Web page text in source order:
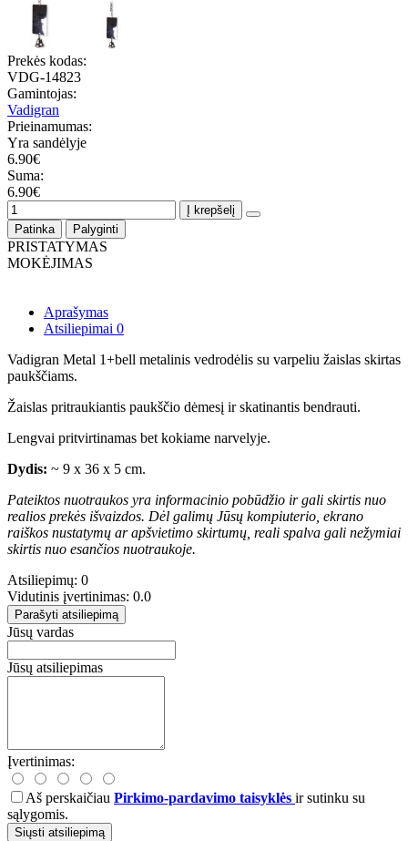
Prekės kodas:
VDG-14823
Gamintojas:
Vadigran
Prieinamumas:
Yra sandėlyje
6.90€
Suma:
6.90€
Į krepšelį
Patinka
Palyginti
PRISTATYMAS
MOKĖJIMAS
Aprašymas
Atsiliepimai 0
Vadigran Metal 1+bell metalinis vedrodėlis su varpeliu žaislas skirtas
paukščiams.
Žaislas pritraukiantis paukščio dėmesį ir skatinantis bendrauti.
Lengvai pritvirtinamas bet kokiame narvelyje.
Dydis: ~ 9 x 36 x 5 cm.
Pateiktos nuotraukos yra informacinio pobūdžio ir gali skirtis nuo
realios prekės išvaizdos. Dėl galimų Jūsų kompiuterio, ekrano
raiškos nustatymų ar apšvietimo skirtumų, reali spalva gali nežymiai
skirtis nuo esančios nuotraukoje.
Atsiliepimų: 0
Vidutinis įvertinimas: 0.0
Parašyti atsiliepimą
Jūsų vardas
Jūsų atsiliepimas
Įvertinimas:
Aš perskaičiau Pirkimo-pardavimo taisyklės ir sutinku su
sąlygomis.
Siųsti atsiliepimą